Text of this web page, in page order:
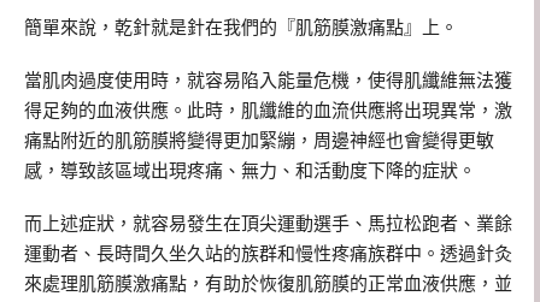
簡單來說，乾針就是針在我們的『肌筋膜激痛點』上。
當肌肉過度使用時，就容易陷入能量危機，使得肌纖維無法獲
得足夠的血液供應。此時，肌纖維的血流供應將出現異常，激
痛點附近的肌筋膜將變得更加緊繃，周邊神經也會變得更敏
感，導致該區域出現疼痛、無力、和活動度下降的症狀。
而上述症狀，就容易發生在頂尖運動選手、馬拉松跑者、業餘
運動者、長時間久坐久站的族群和慢性疼痛族群中。透過針灸
來處理肌筋膜激痛點，有助於恢復肌筋膜的正常血液供應，並